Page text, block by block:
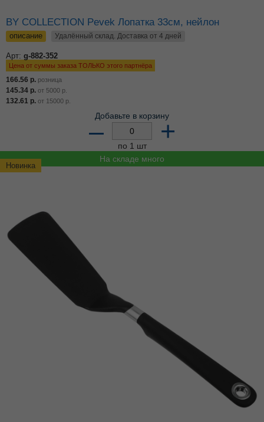
Новинка
BY COLLECTION Pevek Лопатка 33см, нейлон
описание Удалённый склад. Доставка от 4 дней
Арт: g-882-352
Цена от суммы заказа ТОЛЬКО этого партнёра
166.56 р. розница
145.34 р. от 5000 р.
132.61 р. от 15000 р.
Добавьте в корзину
– +
по 1 шт
На складе много